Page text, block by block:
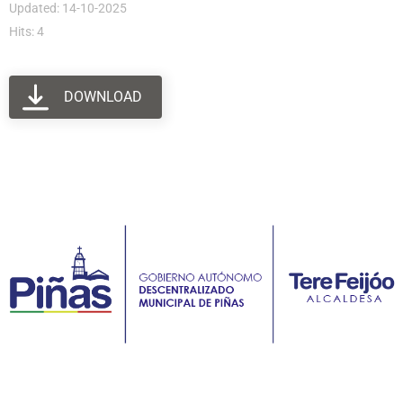
Updated: 14-10-2025
Hits: 4
DOWNLOAD